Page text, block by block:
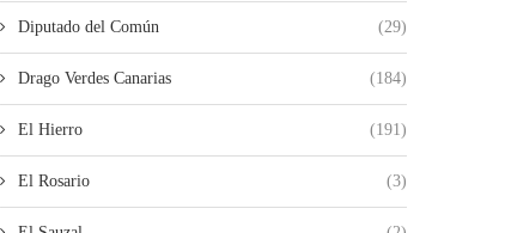
Diputado del Común (29)
Drago Verdes Canarias (184)
El Hierro (191)
El Rosario (3)